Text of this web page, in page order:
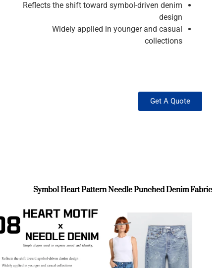
Reflects the shift toward symbol-driven denim
design
Widely applied in younger and casual
collections
Get A Quote
Symbol Heart Pattern Needle Punched Denim Fabric